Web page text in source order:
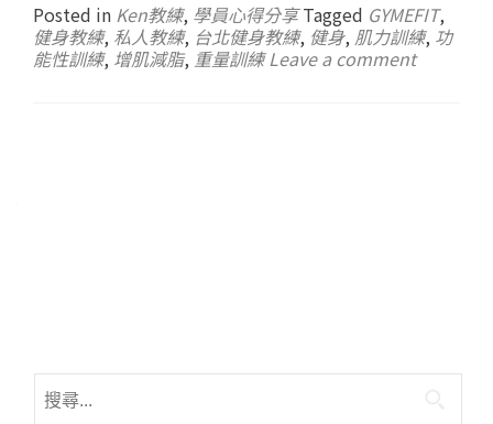
Posted in Ken教練, 學員心得分享 Tagged GYMEFIT,
健身教練, 私人教練, 台北健身教練, 健身, 肌力訓練, 功
能性訓練, 增肌減脂, 重量訓練 Leave a comment